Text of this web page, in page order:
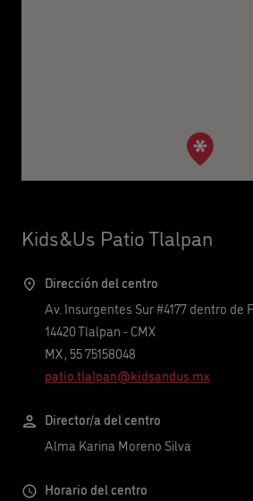
Kids&Us Patio Tlalpan
Dirección del centro
Av. Insurgentes Sur #4177 dentro de
14420Tlalpan-CMX
MX,55 75158048
patio.tlalpan@kidsandus.mx
Director/a del centro
Alma Karina Moreno Silva
Horario del centro